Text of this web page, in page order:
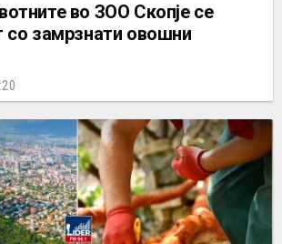
во ЗОО Скопје се
со замрзнати овошни